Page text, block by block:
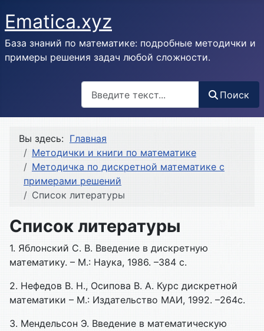
Ematica.xyz
База знаний по математике: подробные методички и
примеры решения задач любой сложности.
Поиск
Вы здесь: Главная
Методички и книги по математике
Методичка по дискретной математике с
примерами решений
Список литературы
Список литературы
1. Яблонский С. В. Введение в дискретную
математику. – М.: Наука, 1986. –384 с.
2. Нефедов В. Н., Осипова В. А. Курс дискретной
математики – М.: Издательство МАИ, 1992. –264с.
3. Мендельсон Э. Введение в математическую